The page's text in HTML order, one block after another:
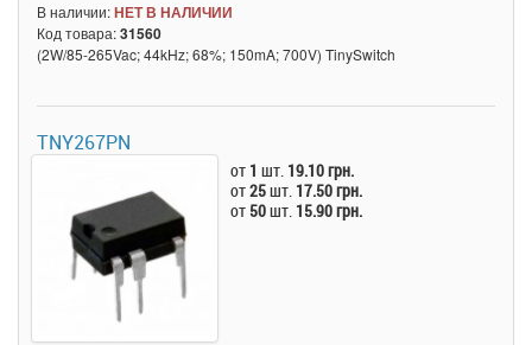
В наличии:НЕТ В НАЛИЧИИ
Код товара:31560
(2W/85-265Vac; 44kHz; 68%; 150mA; 700V) TinySwitch
TNY267PN
от 1 шт. 19.10 грн.
от25шт. 17.50 грн.
от 50шт. 15.90 грн.